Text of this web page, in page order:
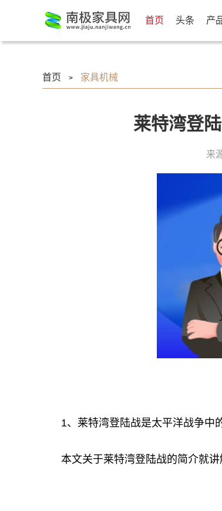
首页 头条 产
首页 > 家具机械
莱特湾登
来
1、莱特湾登陆战是太平洋战争中
本文关于莱特湾登陆战的简介就